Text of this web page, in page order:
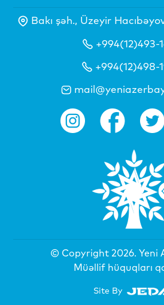
Bakı şəh., Üzeyir
+994(12)493-
+994(12)498-
© Copyright 2026. Yeni
Müəllif hüquqları
Site By